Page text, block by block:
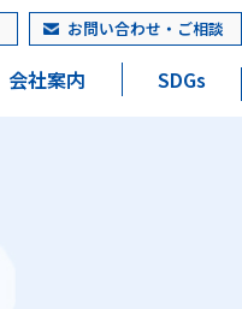
お問い合わせ・ご相談
会社案内 SDGs